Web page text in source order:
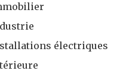
électriques